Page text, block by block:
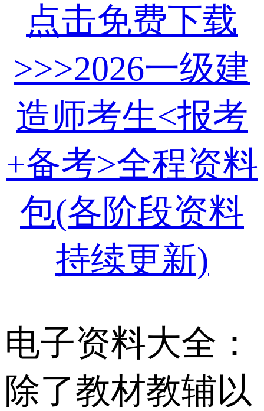
点击免费下载
>>>2026一级建
造师考生<报考
+备考>全程资料
包(各阶段资料
持续更新)
电子资料大全：
除了教材教辅以